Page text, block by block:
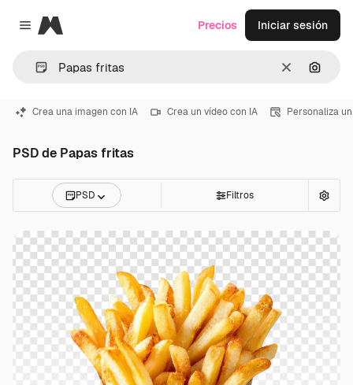
Close menu
Magnific
Borrar
Precios Iniciar sesión
Crea una imagen con IA Crea un vídeo con IA Personaliza
PSD de Papas fritas
PSD Filtros